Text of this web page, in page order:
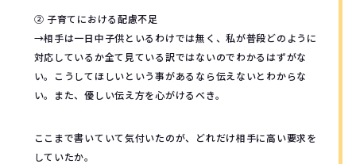
② 子育てにおける配慮不足
→相手は一日中子供といるわけでは無く、私が普段どのように
対応しているか全て見ている訳ではないのでわかるはずがな
い。こうしてほしいという事があるなら伝えないとわからな
い。また、優しい伝え方を心がけるべき。
ここまで書いていて気付いたのが、どれだけ相手に高い要求を
していたか。